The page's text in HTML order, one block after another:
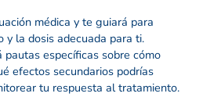
médica y te guiará para
y la dosis adecuada para ti.
específicas sobre cómo
efectos secundarios podrías
tu respuesta al tratamiento.